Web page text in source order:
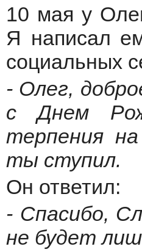
10 мая у
Я написал
социальных
- Олег,
с Днем
терпения
ты ступил.
Он ответил:
- Спасибо,
не будет